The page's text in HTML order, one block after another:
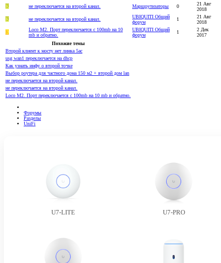
K
не переключается на второй канал. Маршрутизаторы 0
21 Авг
2018
K
не переключается на второй канал.
UBIQUITI Общий
форум
1
21 Авг
2018
K
Loco M2. Порт переключается с 100mb на 10
mb и обратно.
UBIQUITI Общий
форум
1
2 Дек
2017
Похожие темы
Второй клиент к мосту нет линка 5ac
usg wan1 переключается на dhcp
Как узнать инфу о второй точке
Выбор роутера для частного дома 150 м2 + второй дом lan
не переключается на второй канал.
не переключается на второй канал.
Loco M2. Порт переключается с 100mb на 10 mb и обратно.
Форумы
Разделы
UniFi
U7-LITE U7-PRO